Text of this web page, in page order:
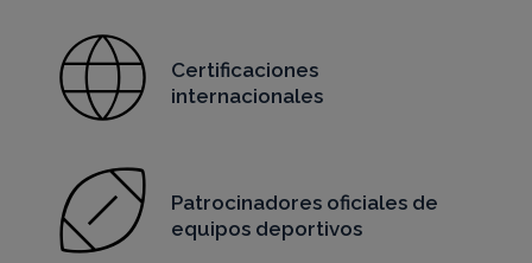
Certificaciones
internacionales
Patrocinadores oficiales de
equipos deportivos